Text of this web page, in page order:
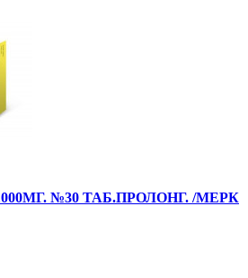
№30 ТАБ.ПРОЛОНГ. /МЕРК